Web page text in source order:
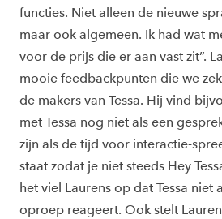
functies. Niet alleen de nieuwe
maar ook algemeen. Ik had wat
voor de prijs die er aan vast zit”.
mooie feedbackpunten die we
de makers van Tessa. Hij vind
met Tessa nog niet als een
zijn als de tijd voor interactie-
staat zodat je niet steeds Hey
het viel Laurens op dat Tessa
oproep reageert. Ook stelt